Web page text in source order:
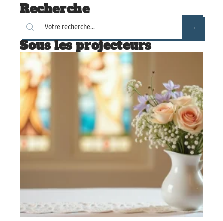
Recherche
Sous les projecteurs